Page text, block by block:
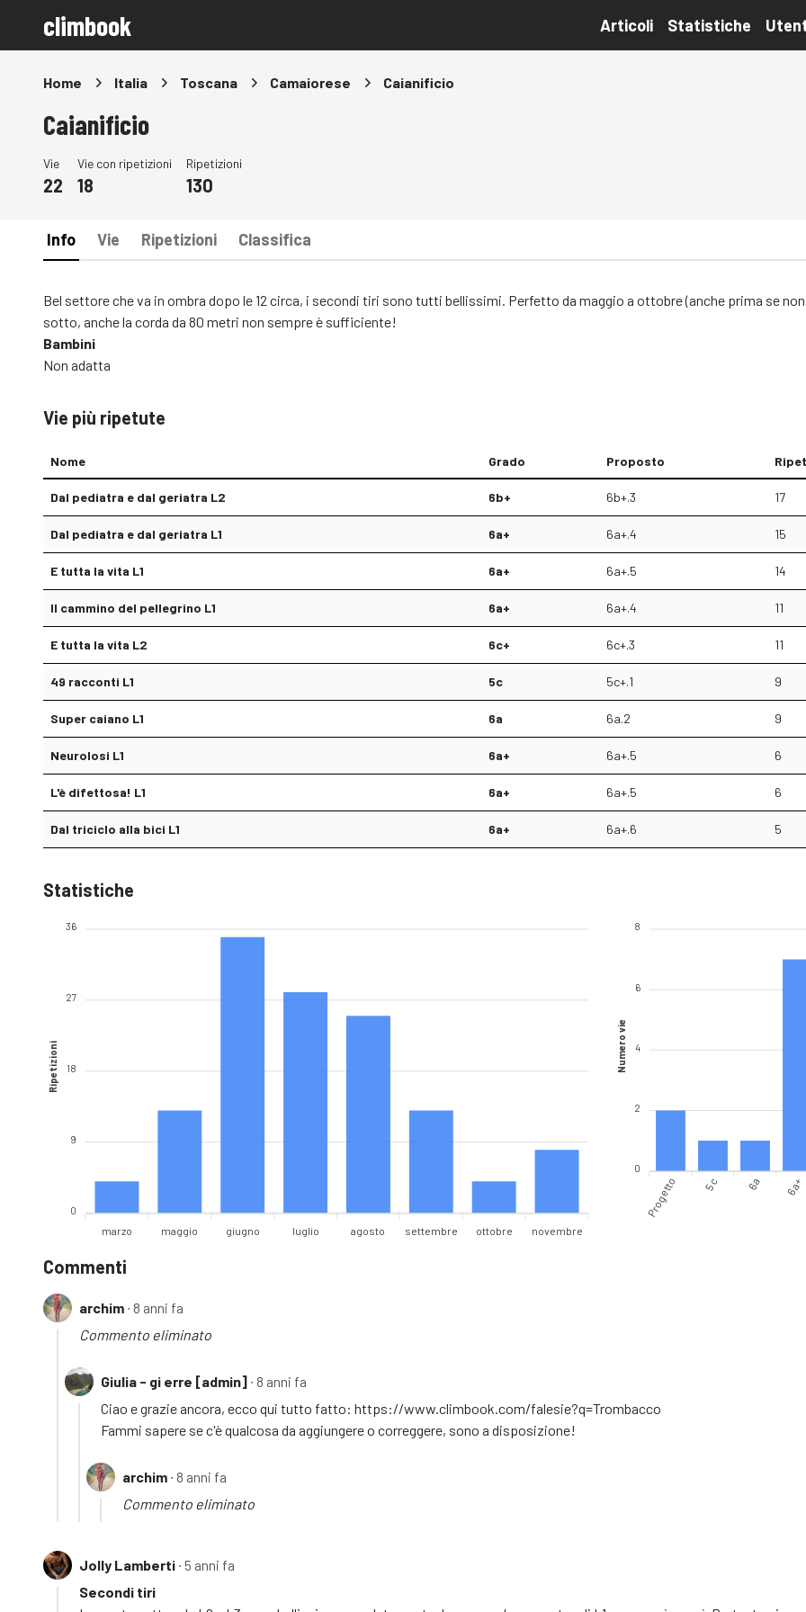
climbook Articoli Statistiche
Home Italia Toscana Camaiorese Caianificio
Caianificio
Vie
22
Vie con ripetizioni
18
Ripetizioni
130
Info Vie Ripetizioni Classifica
Bel settore che va in ombra dopo le 12 circa, i secondi tiri sono tutti bellissimi. Perfetto da maggio a ottobre (anche prima se
sotto, anche la corda da 80 metri non sempre è sufficiente!
Bambini
Non adatta
Vie più ripetute
Nome Grado Proposto
Dal pediatra e dal geriatra L2 6b+ 6b+.3 17
Dal pediatra e dal geriatra L1 6a+ 6a+.4 15
E tutta la vita L1 6a+ 6a+.5 14
Il cammino del pellegrino L1 6a+ 6a+.4 11
E tutta la vita L2 6c+ 6c+.3 11
49 racconti L1 5c 5c+.1 9
Super caiano L1 6a 6a.2 9
Neurolosi L1 6a+ 6a+.5 6
L'è difettosa! L1 6a+ 6a+.5 6
Dal triciclo alla bici L1 6a+ 6a+.6 5
Statistiche
36
27
18
9
0
Ripetizioni
marzo maggio giugno luglio agosto settembre ottobre novembre
8
6
4
2
0
Numero vie
Progetto 5c 6a 6a+
Commenti
archim ∙ 8 anni fa
Commento eliminato
Giulia - gi erre [admin] ∙ 8 anni fa
Ciao e grazie ancora, ecco qui tutto fatto: https://www.climbook.com/falesie?q=Trombacco
Fammi sapere se c'è qualcosa da aggiungere o correggere, sono a disposizione!
archim ∙ 8 anni fa
Commento eliminato
Jolly Lamberti ∙ 5 anni fa
Secondi tiri